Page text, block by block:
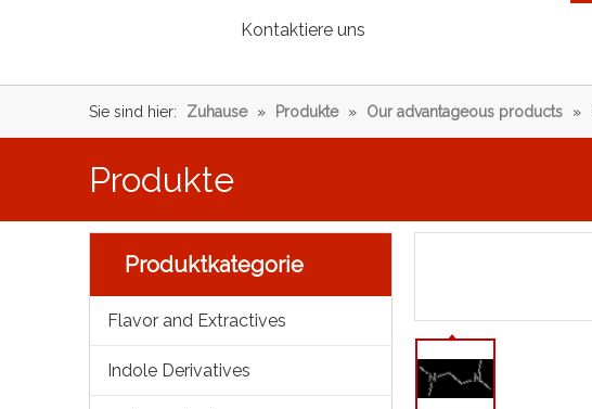
Kontaktiere uns
Sie sind hier: Zuhause » Produkte » Our advantageous products »
Produkte
Produktkategorie
Flavor and Extractives
Indole Derivatives